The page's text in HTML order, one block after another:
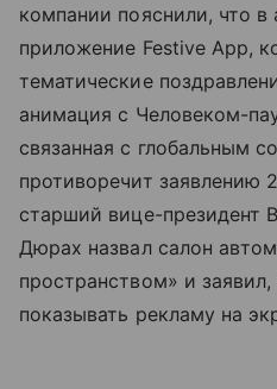
компании пояснили, что в
приложение Festive App,
тематические
анимация с Человеком-
связанная с глобальным
противоречит заявлению
старший вице-президент
Дюрах назвал салон
пространством» и
показывать рекламу на